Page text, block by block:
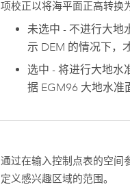
项校正以将海平面正高转换
未选中 - 不进行大地
示 DEM 的情况下，
选中 - 将进行大地水
据 EGM96 大地水准
通过在输入控制点表的空间
定义感兴趣区域的范围。